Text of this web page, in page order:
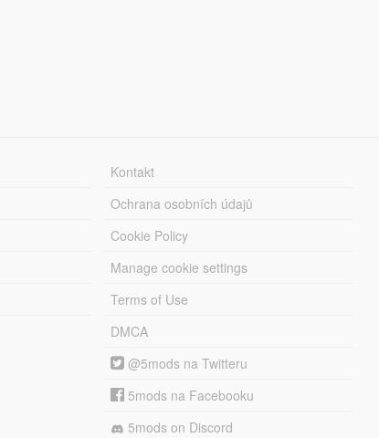
Kontakt
Ochrana osobních údajů
Cookie Policy
Manage cookie settings
Terms of Use
DMCA
@5mods na Twitteru
5mods na Facebooku
5mods on Discord